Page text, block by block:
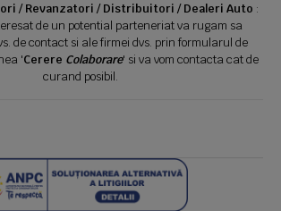
/ Revanzatori / Distribuitori / Dealeri Auto :
de un potential parteneriat va rugam sa
de contact si ale firmei dvs. prin formularul de
'Cerere Colaborare' si va vom contacta cat de
curand posibil.